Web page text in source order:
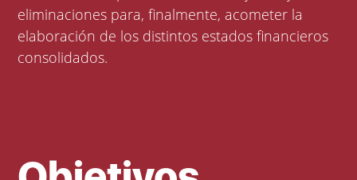
eliminaciones para, finalmente, acometer la
elaboración de los distintos estados financieros
consolidados.